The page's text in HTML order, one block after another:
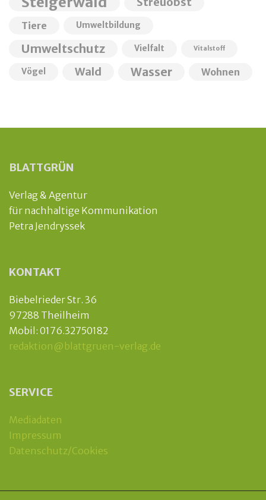
Tiere Umweltbildung
Umweltschutz Vielfalt Vitalstoff
Vögel Wald Wasser Wohnen
BLATTGRÜN
Verlag & Agentur
für nachhaltige Kommunikation
Petra Jendryssek
KONTAKT
Biebelrieder Str. 36
97288 Theilheim
Mobil: 0176.32750182
redaktion@blattgruen-verlag.de
SERVICE
Mediadaten
Impressum
Datenschutz/Cookies